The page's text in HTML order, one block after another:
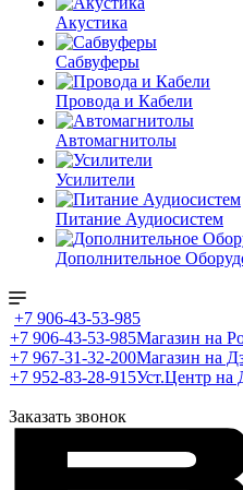
Акустика
Сабвуферы
Провода и Кабели
Автомагнитолы
Усилители
Питание Аудиосистем
Дополнительное
+7 906-43-53-985
+7 906-43-53-985Магазин на
+7 967-31-32-200Магазин на
+7 952-83-28-915Уст.Центр на
Заказать звонок